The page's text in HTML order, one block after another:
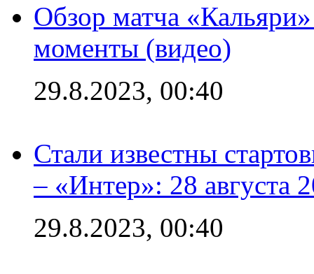
Обзор матча
моменты (видео)
29.8.2023, 00:40
Стали известны
– «Интер»: 28 августа
29.8.2023, 00:40